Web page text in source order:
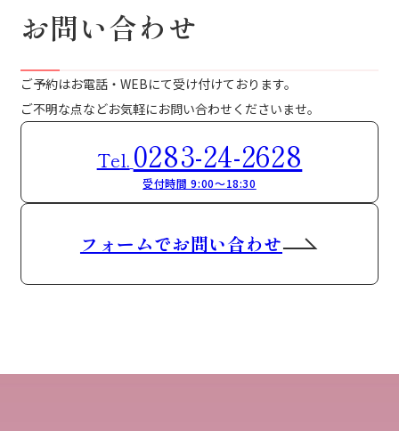
お問い合わせ
ご予約はお電話・WEBにて受け付けております。
ご不明な点などお気軽にお問い合わせくださいませ。
Tel. 0283-24-2628
受付時間 9:00～18:30
フォームでお問い合わせ